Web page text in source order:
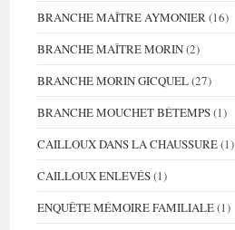
BRANCHE MAÎTRE AYMONIER(16)
BRANCHE MAÎTRE MORIN(2)
BRANCHE MORIN GICQUEL(27)
BRANCHE MOUCHET BÉTEMPS(1)
CAILLOUX DANS LA CHAUSSURE(1)
CAILLOUX ENLEVÉS(1)
ENQUÊTE MÉMOIRE FAMILIALE(1)